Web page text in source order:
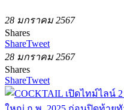
28 มกราคม 2567
Shares
ShareTweet
28 มกราคม 2567
Shares
ShareTweet